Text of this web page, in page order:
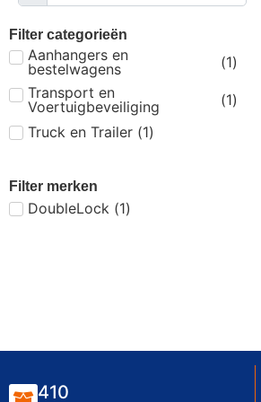
Filter categorieën
Aanhangers en
bestelwagens
(1)
Transport en
Voertuigbeveiliging
(1)
Truck en Trailer (1)
Filter merken
DoubleLock (1)
410